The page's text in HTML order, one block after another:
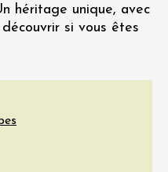
héritage unique, avec
si vous êtes